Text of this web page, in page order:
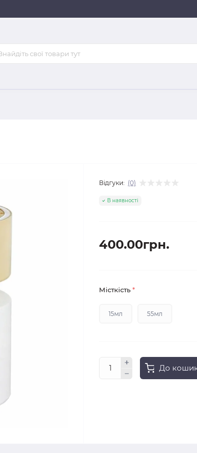
Відгуки: (0)
В наявності
400.00грн.
Місткість *
15мл 55мл
До